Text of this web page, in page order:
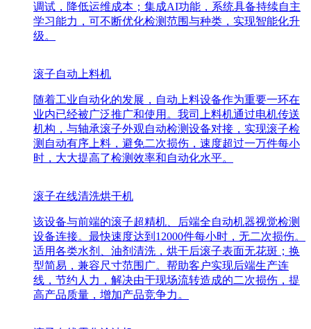
调试，降低运维成本；集成AI功能，系统具备持续自主
学习能力，可不断优化检测范围与种类，实现智能化升
级。
滚子自动上料机
随着工业自动化的发展，自动上料设备作为重要一环在
业内已经被广泛推广和使用。我司上料机通过电机传送
机构，与轴承滚子外观自动检测设备对接，实现滚子检
测自动有序上料，避免二次损伤，速度超过一万件每小
时，大大提高了检测效率和自动化水平。
滚子在线清洗烘干机
该设备与前端的滚子超精机、后端全自动机器视觉检测
设备连接。最快速度达到12000件每小时，无二次损伤。
适用各类水剂、油剂清洗，烘干后滚子表面无花斑；换
型简易，兼容尺寸范围广。帮助客户实现后端生产连
线，节约人力，解决由于现场流转造成的二次损伤，提
高产品质量，增加产品竞争力。